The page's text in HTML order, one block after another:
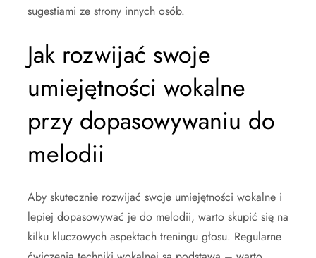
sugestiami ze strony innych osób.
Jak rozwijać swoje
umiejętności wokalne
przy dopasowywaniu do
melodii
Aby skutecznie rozwijać swoje umiejętności wokalne i
lepiej dopasowywać je do melodii, warto skupić się na
kilku kluczowych aspektach treningu głosu. Regularne